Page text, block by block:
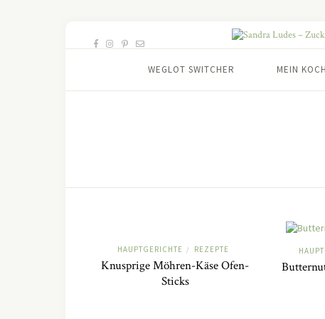
WEGLOT SWITCHER MEIN
HAUPTGERICHTE / REZEPTE
Knusprige Möhren-Käse Ofen-
Sticks